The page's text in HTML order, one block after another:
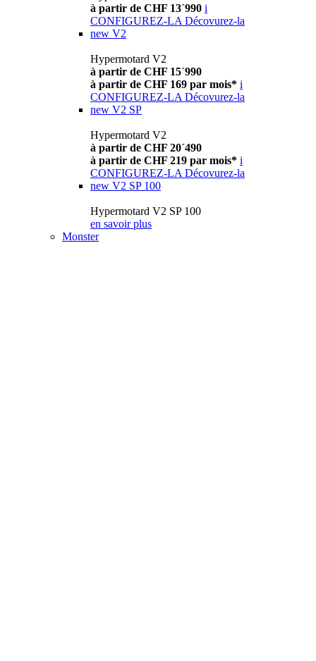
à partir de CHF 13´990 i
CONFIGUREZ-LA Décovurez-la
new V2
Hypermotard V2
à partir de CHF 15´990
à partir de CHF 169 par mois* i
CONFIGUREZ-LA Décovurez-la
new V2 SP
Hypermotard V2
à partir de CHF 20´490
à partir de CHF 219 par mois* i
CONFIGUREZ-LA Décovurez-la
new V2 SP 100
Hypermotard V2 SP 100
en savoir plus
Monster